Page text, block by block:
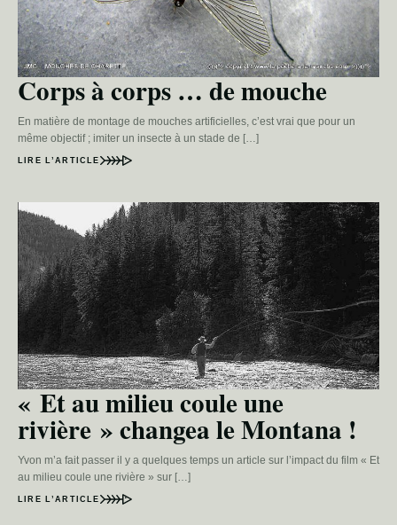
Corps à corps … de mouche
En matière de montage de mouches artificielles, c’est vrai que pour un
même objectif ; imiter un insecte à un stade de […]
LIRE L’ARTICLE
« Et au milieu coule une
rivière » changea le Montana !
Yvon m’a fait passer il y a quelques temps un article sur l’impact du film « Et
au milieu coule une rivière » sur […]
LIRE L’ARTICLE